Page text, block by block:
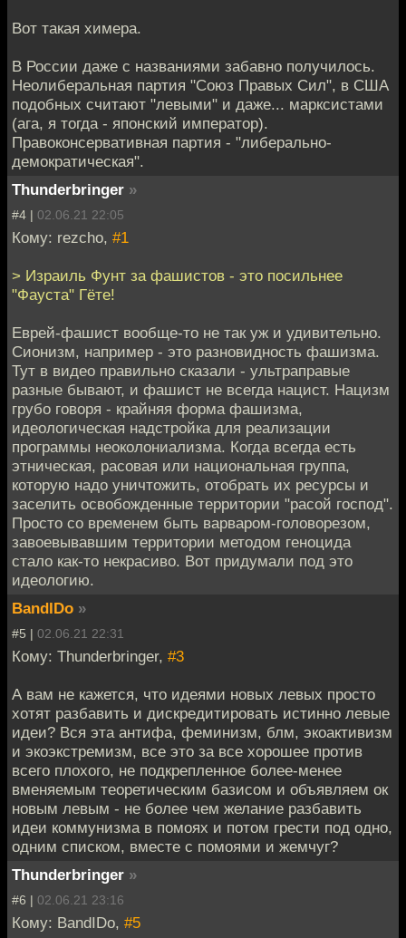
Вот такая химера.
В России даже с названиями забавно получилось.
Неолиберальная партия "Союз Правых Сил", в США
подобных считают "левыми" и даже... марксистами
(ага, я тогда - японский император).
Правоконсервативная партия - "либерально-
демократическая".
Thunderbringer »
#4 | 02.06.21 22:05
Кому: rezcho, #1
> Израиль Фунт за фашистов - это посильнее
"Фауста" Гёте!
Еврей-фашист вообще-то не так уж и удивительно.
Сионизм, например - это разновидность фашизма.
Тут в видео правильно сказали - ультраправые
разные бывают, и фашист не всегда нацист. Нацизм
грубо говоря - крайняя форма фашизма,
идеологическая надстройка для реализации
программы неоколониализма. Когда всегда есть
этническая, расовая или национальная группа,
которую надо уничтожить, отобрать их ресурсы и
заселить освобожденные территории "расой господ".
Просто со временем быть варваром-головорезом,
завоевывавшим территории методом геноцида
стало как-то некрасиво. Вот придумали под это
идеологию.
BandIDo »
#5 | 02.06.21 22:31
Кому: Thunderbringer, #3
А вам не кажется, что идеями новых левых просто
хотят разбавить и дискредитировать истинно левые
идеи? Вся эта антифа, феминизм, блм, экоактивизм
и экоэкстремизм, все это за все хорошее против
всего плохого, не подкрепленное более-менее
вменяемым теоретическим базисом и объявляем ок
новым левым - не более чем желание разбавить
идеи коммунизма в помоях и потом грести под одно,
одним списком, вместе с помоями и жемчуг?
Thunderbringer »
#6 | 02.06.21 23:16
Кому: BandIDo, #5